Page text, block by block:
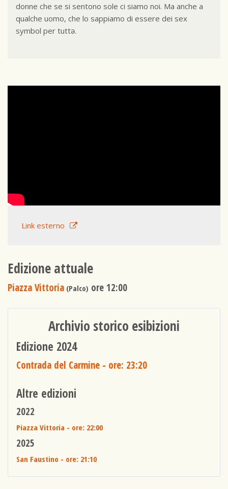
donne che se si sentono sole ci siamo noi. Ma anche a
qualche uomo, che lo sappiamo di essere dei sex
symbol per tuttə.
Link esterno
Edizione attuale
Piazza Vittoria (Palco) ore 12:00
Archivio storico esibizioni
Edizione 2024
Contrada del Carmine - ore: 23:20
Altre edizioni
2022
Piazza Vittoria - ore: 22:00
2025
San Faustino - ore: 21:10